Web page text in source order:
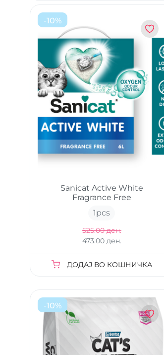
-10%
Sanicat Active White
Fragrance Free
1pcs
525.00 ден.
473.00 ден.
ДОДАЈ ВО КОШНИЧКА
-10%